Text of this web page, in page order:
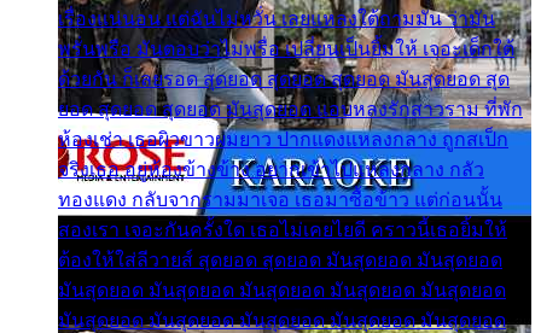
เรื่องแน่นอน แต่ฉันไม่หวั่น เลยแหลงใต้ถามมัน ว่ามัน
พรั่นพรือ มันตอบว่าไม่พรื่อ เปลี่ยนเป็นยิ้มให้ เจอะเด็กใต้
ด้วยกัน ก็เลยรอด สุดยอด สุดยอด สุดยอด มันสุดยอด สุด
ยอด สุดยอด สุดยอด มันสุดยอด แอบหลงรักสาวราม ที่พัก
ห้องเช่า เธอผิวขาวผมยาว ปากแดงแหลงกลาง ถูกสเป็ก
จริงเธอ อยู่ห้องข้างข้าง อยากเข้าไปแหลงกลาง กลัว
ทองแดง กลับจากรามมาเจอ เธอมาซื้อข้าว แต่ก่อนนั้น
สองเรา เจอะกันครั้งใด เธอไม่เคยไยดี คราวนี้เธอยิ้มให้
ต้องให้ใส่ลีวายส์ สุดยอด สุดยอด มันสุดยอด มันสุดยอด
มันสุดยอด มันสุดยอด มันสุดยอด มันสุดยอด มันสุดยอด
มันสุดยอด มันสุดยอด มันสุดยอด มันสุดยอด มันสุดยอด